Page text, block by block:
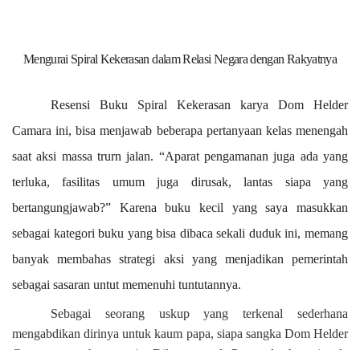
Mengurai Spiral Kekerasan dalam Relasi Negara dengan Rakyatnya
Resensi Buku Spiral Kekerasan karya Dom Helder
Camara ini, bisa menjawab beberapa pertanyaan kelas menengah
saat aksi massa trurn jalan. “Aparat pengamanan juga ada yang
terluka, fasilitas umum juga dirusak, lantas siapa yang
bertangungjawab?” Karena buku kecil yang saya masukkan
sebagai kategori buku yang bisa dibaca sekali duduk ini, memang
banyak membahas strategi aksi yang menjadikan pemerintah
sebagai sasaran untut memenuhi tuntutannya.
Sebagai seorang uskup yang terkenal sederhana
mengabdikan dirinya untuk kaum papa, siapa sangka Dom Helder